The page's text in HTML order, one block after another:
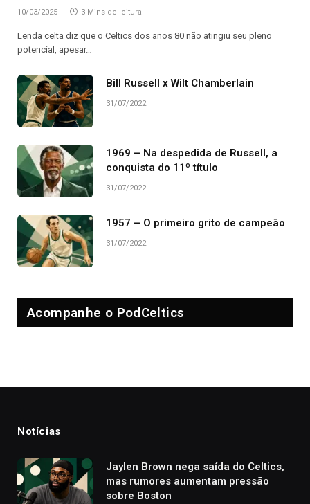
10/03/2025 3 Mins de leitura
Lenda celta diz que o Celtics dos anos 80 não atingiu seu pleno
potencial, apesar…
Bill Russell x Wilt Chamberlain
31/07/2022
1969 – Na despedida de Russell, a
conquista do 11º título
31/07/2022
1957 – O primeiro grito de campeão
31/07/2022
Acompanhe o PodCeltics
Notícias
Jaylen Brown nega saída do Celtics,
mas rumores aumentam pressão
sobre Boston